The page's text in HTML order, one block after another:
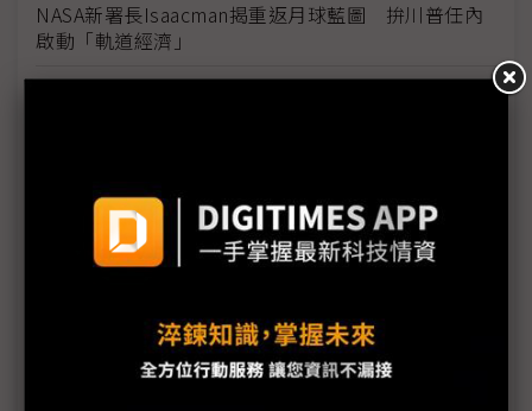
NASA新署長Isaacman揭重返月球藍圖 拚川普任內
啟動「軌道經濟」
中國H200訂單暴增逾200萬顆 NVIDIA傳急敲台積新
入NVIDIA
川普10萬美元H-1B簽證費用爭議延燒 美國商會提起
魏哲家自嘲含淚打造台積美廠 NYT剖析1.8萬條法規
如何綁住晶圓代工龍頭手腳